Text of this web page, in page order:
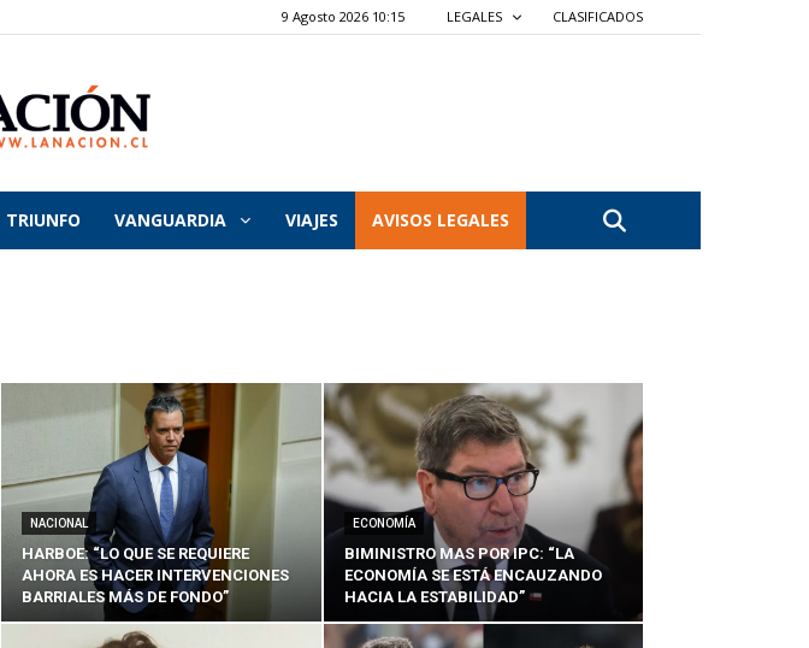
9 Agosto 2026 10:15 LEGALES CLASIFICADOS
La
Nación
TRIUNFO VANGUARDIA VIAJES AVISOS LEGALES
NACIONAL
HARBOE: “LO QUE SE REQUIERE
AHORA ES HACER INTERVENCIONES
BARRIALES MÁS DE FONDO”
ECONOMÍA
BIMINISTRO MAS POR IPC: “LA
ECONOMÍA SE ESTÁ ENCAUZANDO
HACIA LA ESTABILIDAD”